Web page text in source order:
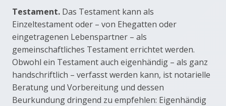
Testament. Das Testament kann als
Einzeltestament oder – von Ehegatten oder
eingetragenen Lebenspartner – als
gemeinschaftliches Testament errichtet werden.
Obwohl ein Testament auch eigenhändig – als ganz
handschriftlich – verfasst werden kann, ist notarielle
Beratung und Vorbereitung und dessen
Beurkundung dringend zu empfehlen: Eigenhändig